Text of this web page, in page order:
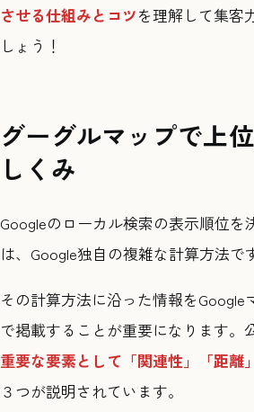
させる仕組みとコツを理解して集客
しょう！
グーグルマップで上
しくみ
Googleのローカル検索の表示順位を
は、Google独自の複雑な計算方法で
その計算方法に沿った情報をGoogle
で掲載することが重要になります。
重要な要素として「関連性」「距離
３つが説明されています。